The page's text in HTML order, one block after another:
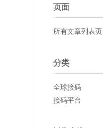
页面
所有文章列表页
分类
全球接码
接码平台